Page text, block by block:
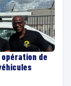
opération de